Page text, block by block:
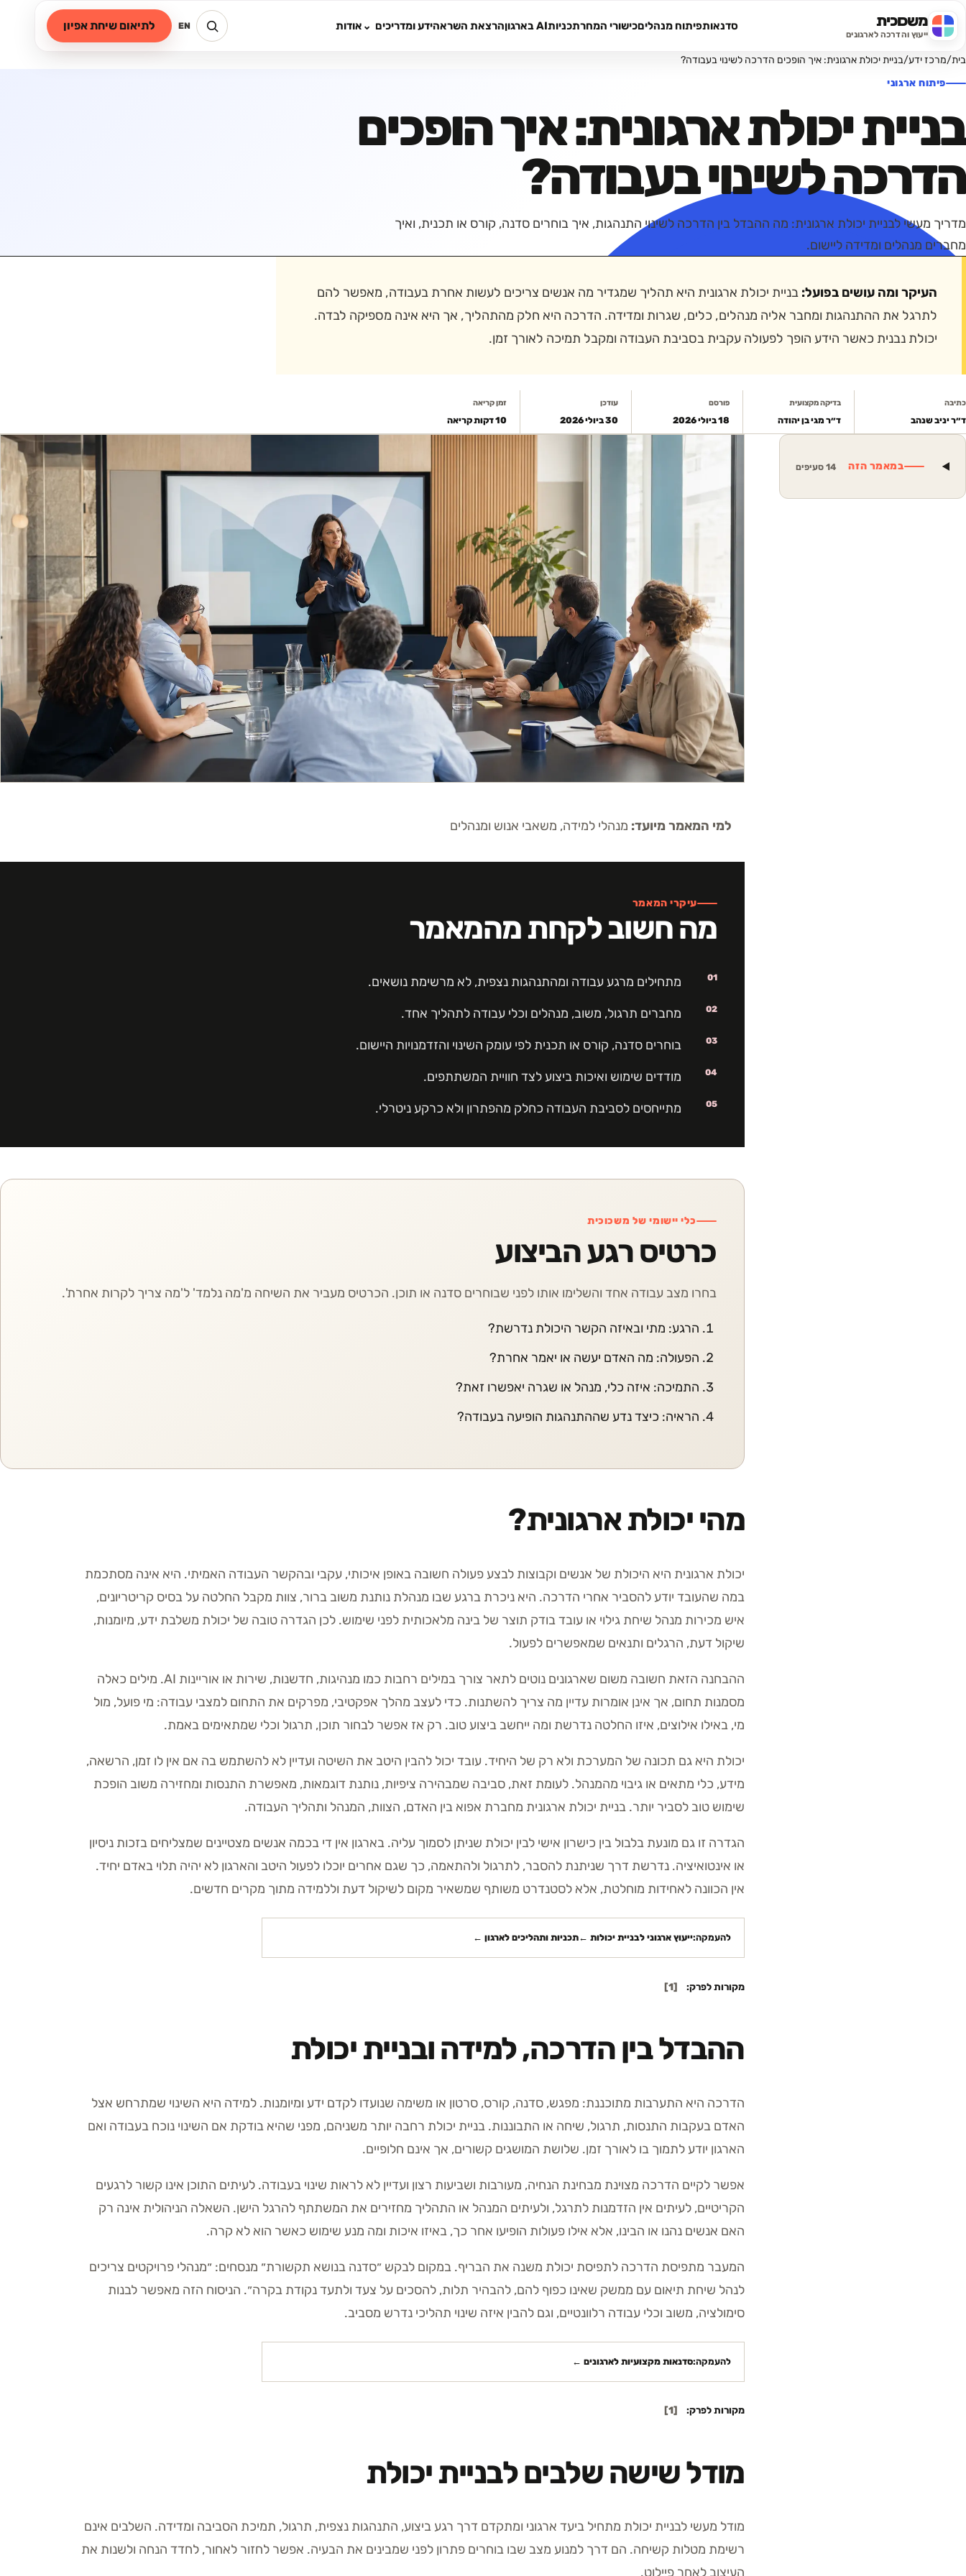
משכוכית
ייעוץ והדרכה לארגונים
סדנאותפיתוח מנהליםכישורי המחרתכניותAI בארגון הרצאת השראהידע ומדריכים אודות חיפוש באתר EN לתיאום שיחת אפיון
בית/מרכז ידע/בניית יכולת ארגונית: איך הופכים הדרכה לשינוי בעבודה?
פיתוח ארגוני
בניית יכולת ארגונית: איך הופכים
הדרכה לשינוי בעבודה?
מדריך מעשי לבניית יכולת ארגונית: מה ההבדל בין הדרכה לשינוי התנהגות, איך בוחרים סדנה, קורס או תכנית, ואיך
מחברים מנהלים ומדידה ליישום.
העיקר ומה עושים בפועל: בניית יכולת ארגונית היא תהליך שמגדיר מה אנשים צריכים לעשות אחרת בעבודה, מאפשר להם
לתרגל את ההתנהגות ומחבר אליה מנהלים, כלים, שגרות ומדידה. הדרכה היא חלק מהתהליך, אך היא אינה מספיקה לבדה.
יכולת נבנית כאשר הידע הופך לפעולה עקבית בסביבת העבודה ומקבל תמיכה לאורך זמן.
כתיבה
ד״ר יניב שנהב
בדיקה מקצועית
ד״ר מגי בן יהודה
פורסם
18 ביולי 2026
עודכן
30 ביולי 2026
זמן קריאה
10 דקות קריאה
במאמר הזה 14סעיפים
למי המאמר מיועד: מנהלי למידה, משאבי אנוש ומנהלים
עיקרי המאמר
מה חשוב לקחת מהמאמר
01 מתחילים מרגע עבודה ומהתנהגות נצפית, לא מרשימת נושאים.
02 מחברים תרגול, משוב, מנהלים וכלי עבודה לתהליך אחד.
03 בוחרים סדנה, קורס או תכנית לפי עומק השינוי והזדמנויות היישום.
04 מודדים שימוש ואיכות ביצוע לצד חוויית המשתתפים.
05 מתייחסים לסביבת העבודה כחלק מהפתרון ולא כרקע ניטרלי.
כלי יישומי של משכוכית
כרטיס רגע הביצוע
בחרו מצב עבודה אחד והשלימו אותו לפני שבוחרים סדנה או תוכן. הכרטיס מעביר את השיחה מ'מה נלמד' ל'מה צריך לקרות אחרת'.
הרגע: מתי ובאיזה הקשר היכולת נדרשת?
הפעולה: מה האדם יעשה או יאמר אחרת?
התמיכה: איזה כלי, מנהל או שגרה יאפשרו זאת?
הראיה: כיצד נדע שההתנהגות הופיעה בעבודה?
מהי יכולת ארגונית?
יכולת ארגונית היא היכולת של אנשים וקבוצות לבצע פעולה חשובה באופן איכותי, עקבי ובהקשר העבודה האמיתי. היא אינה מסתכמת
במה שהעובד יודע להסביר אחרי הדרכה. היא ניכרת ברגע שבו מנהלת נותנת משוב ברור, צוות מקבל החלטה על בסיס קריטריונים,
איש מכירות מנהל שיחת גילוי או עובד בודק תוצר של בינה מלאכותית לפני שימוש. לכן הגדרה טובה של יכולת משלבת ידע, מיומנות,
שיקול דעת, הרגלים ותנאים שמאפשרים לפעול.
ההבחנה הזאת חשובה משום שארגונים נוטים לתאר צורך במילים רחבות כמו מנהיגות, חדשנות, שירות או אוריינות AI. מילים כאלה
מסמנות תחום, אך אינן אומרות עדיין מה צריך להשתנות. כדי לעצב מהלך אפקטיבי, מפרקים את התחום למצבי עבודה: מי פועל, מול
מי, באילו אילוצים, איזו החלטה נדרשת ומה ייחשב ביצוע טוב. רק אז אפשר לבחור תוכן, תרגול וכלי שמתאימים באמת.
יכולת היא גם תכונה של המערכת ולא רק של היחיד. עובד יכול להבין היטב את השיטה ועדיין לא להשתמש בה אם אין לו זמן, הרשאה,
מידע, כלי מתאים או גיבוי מהמנהל. לעומת זאת, סביבה שמבהירה ציפיות, נותנת דוגמאות, מאפשרת התנסות ומחזירה משוב הופכת
שימוש טוב לסביר יותר. בניית יכולת ארגונית מחברת אפוא בין האדם, הצוות, המנהל ותהליך העבודה.
הגדרה זו גם מונעת בלבול בין כישרון אישי לבין יכולת שניתן לסמוך עליה. בארגון אין די בכמה אנשים מצטיינים שמצליחים בזכות ניסיון
או אינטואיציה. נדרשת דרך שניתנת להסבר, לתרגול ולהתאמה, כך שגם אחרים יוכלו לפעול היטב והארגון לא יהיה תלוי באדם יחיד.
אין הכוונה לאחידות מוחלטת, אלא לסטנדרט משותף שמשאיר מקום לשיקול דעת וללמידה מתוך מקרים חדשים.
להעמקה:ייעוץ ארגוני לבניית יכולות ←תכניות ותהליכים לארגון ←
מקורות לפרק: [
1
]
ההבדל בין הדרכה, למידה ובניית יכולת
הדרכה היא התערבות מתוכננת: מפגש, סדנה, קורס, סרטון או משימה שנועדו לקדם ידע ומיומנות. למידה היא השינוי שמתרחש אצל
האדם בעקבות התנסות, תרגול, שיחה או התבוננות. בניית יכולת רחבה יותר משניהם, מפני שהיא בודקת אם השינוי נוכח בעבודה ואם
הארגון יודע לתמוך בו לאורך זמן. שלושת המושגים קשורים, אך אינם חלופיים.
אפשר לקיים הדרכה מצוינת מבחינת הנחיה, מעורבות ושביעות רצון ועדיין לא לראות שינוי בעבודה. לעיתים התוכן אינו קשור לרגעים
הקריטיים, לעיתים אין הזדמנות לתרגל, ולעיתים המנהל או התהליך מחזירים את המשתתף להרגל הישן. השאלה הניהולית אינה רק
האם אנשים נהנו או הבינו, אלא אילו פעולות הופיעו אחר כך, באיזו איכות ומה מנע שימוש כאשר הוא לא קרה.
המעבר מתפיסת הדרכה לתפיסת יכולת משנה את הבריף. במקום לבקש ״סדנה בנושא תקשורת״ מנסחים: ״מנהלי פרויקטים צריכים
לנהל שיחת תיאום עם ממשק שאינו כפוף להם, להבהיר תלות, להסכים על צעד ולתעד נקודת בקרה״. הניסוח הזה מאפשר לבנות
סימולציה, משוב וכלי עבודה רלוונטיים, וגם להבין איזה שינוי תהליכי נדרש מסביב.
להעמקה:סדנאות מקצועיות לארגונים ←
מקורות לפרק: [
1
]
מודל שישה שלבים לבניית יכולת
מודל מעשי לבניית יכולת מתחיל ביעד ארגוני ומתקדם דרך רגע ביצוע, התנהגות נצפית, תרגול, תמיכת הסביבה ומדידה. השלבים אינם
רשימת מטלות קשיחה. הם דרך למנוע מצב שבו בוחרים פתרון לפני שמבינים את הבעיה. אפשר לחזור לאחור, לחדד הנחה ולשנות את
העיצוב לאחר פיילוט.